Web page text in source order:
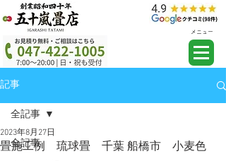
メニュー
記事
全記事
全記事
畳施工例 琉球畳 千葉 船橋市 小麦色
2023年8月27日